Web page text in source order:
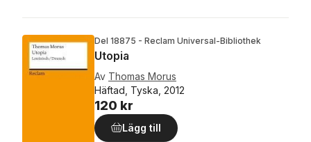
Del 18875 - Reclam Universal-Bibliothek
Utopia
Av Thomas Morus
Häftad, Tyska, 2012
120 kr
Lägg till